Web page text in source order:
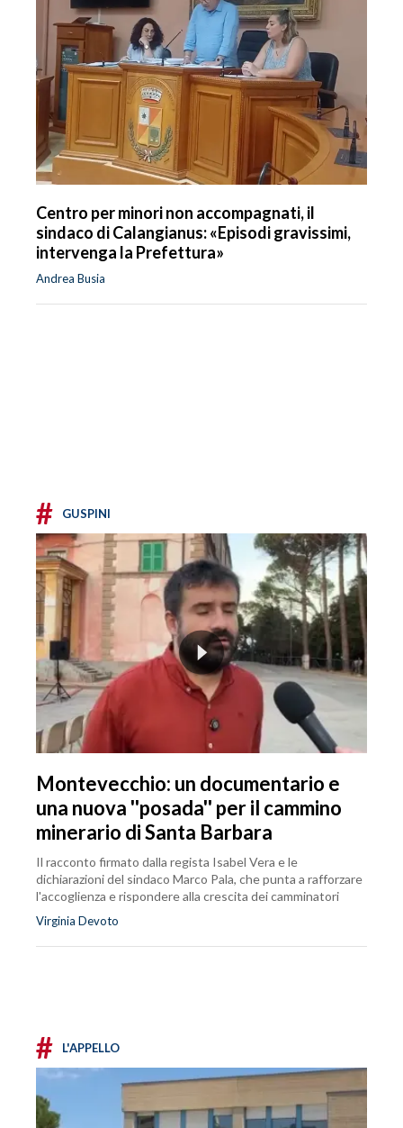
Centro per minori non accompagnati, il
sindaco di Calangianus: «Episodi gravissimi,
intervenga la Prefettura»
Andrea Busia
# GUSPINI
Montevecchio: un documentario e
una nuova ''posada'' per il cammino
minerario di Santa Barbara
Il racconto firmato dalla regista Isabel Vera e le
dichiarazioni del sindaco Marco Pala, che punta a rafforzare
l'accoglienza e rispondere alla crescita dei camminatori
Virginia Devoto
# L'APPELLO